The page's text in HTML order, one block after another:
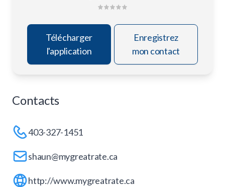
Télécharger
l'application
Enregistrez
mon contact
Contacts
403-327-1451
shaun@mygreatrate.ca
http://www.mygreatrate.ca